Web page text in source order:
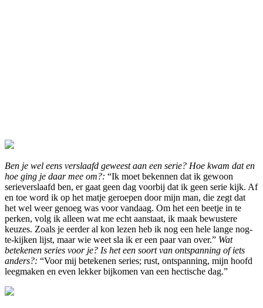
Ben je wel eens verslaafd geweest aan een serie? Hoe kwam dat en
hoe ging je daar mee om?: “Ik moet bekennen dat ik gewoon
serieverslaafd ben, er gaat geen dag voorbij dat ik geen serie kijk. Af
en toe word ik op het matje geroepen door mijn man, die zegt dat
het wel weer genoeg was voor vandaag. Om het een beetje in te
perken, volg ik alleen wat me echt aanstaat, ik maak bewustere
keuzes. Zoals je eerder al kon lezen heb ik nog een hele lange nog-
te-kijken lijst, maar wie weet sla ik er een paar van over.” Wat
betekenen series voor je? Is het een soort van ontspanning of iets
anders?: “Voor mij betekenen series; rust, ontspanning, mijn hoofd
leegmaken en even lekker bijkomen van een hectische dag.”